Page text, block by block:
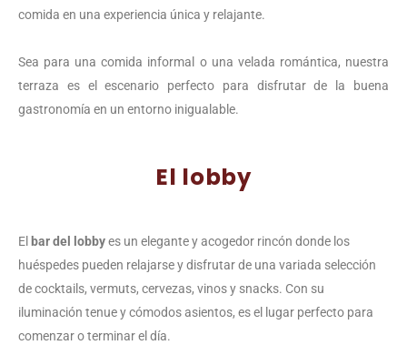
comida en una experiencia única y relajante.
Sea para una comida informal o una velada romántica, nuestra
terraza es el escenario perfecto para disfrutar de la buena
gastronomía en un entorno inigualable.
El lobby
El bar del lobbyes un elegante y acogedor rincón donde los
huéspedes pueden relajarse y disfrutar de una variada selección
de cocktails, vermuts, cervezas, vinos y snacks. Con su
iluminación tenue y cómodos asientos, es el lugar perfecto para
comenzar o terminar el día.